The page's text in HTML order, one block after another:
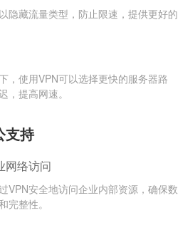
隐藏流量类型，防止限速，提供更好的
，使用VPN可以选择更快的服务器路
，提高网速。
支持
网络访问
VPN安全地访问企业内部资源，确保数
完整性。